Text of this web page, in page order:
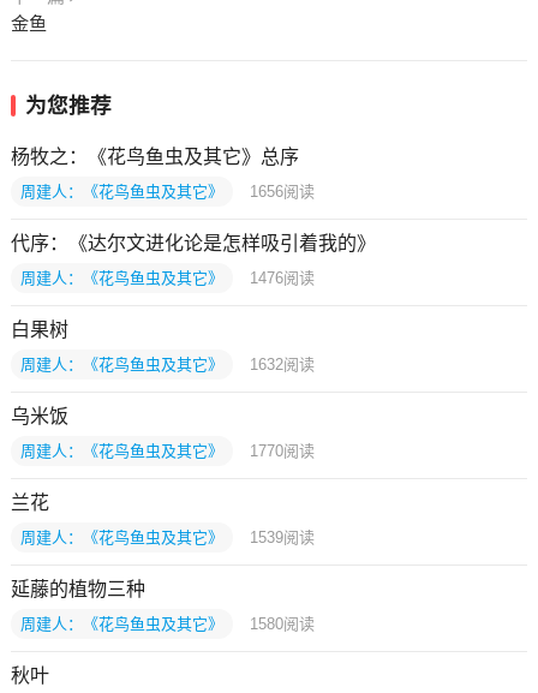
金鱼
为您推荐
杨牧之：《花鸟鱼虫及其它》总序
周建人：《花鸟鱼虫及其它》 1656阅读
代序：《达尔文进化论是怎样吸引着我的》
周建人：《花鸟鱼虫及其它》 1476阅读
白果树
周建人：《花鸟鱼虫及其它》 1632阅读
乌米饭
周建人：《花鸟鱼虫及其它》 1770阅读
兰花
周建人：《花鸟鱼虫及其它》 1539阅读
延藤的植物三种
周建人：《花鸟鱼虫及其它》 1580阅读
秋叶